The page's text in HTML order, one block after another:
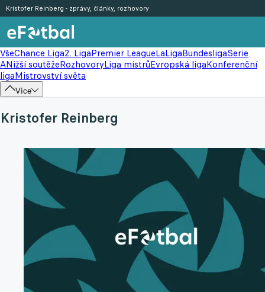
VšeChance Liga2. LigaPremier LeagueLaLigaBundesligaSerie
ANižší soutěžeRozhovoryLiga mistrůEvropská ligaKonferenční
ligaMistrovství světa
Více
Kristofer Reinberg - zprávy, články, rozhovory
Kristofer Reinberg